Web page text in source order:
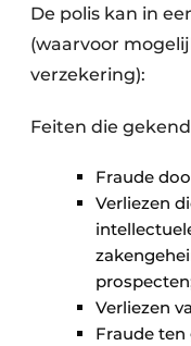
De polis kan in
(waarvoor
verzekering):
Feiten die
Fraude
Verliezen
Verliezen
Fraude